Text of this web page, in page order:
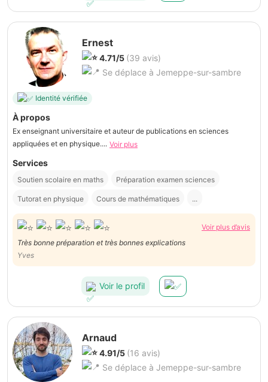
Ernest
4.71/5 (39 avis)
Se déplace à Jemeppe-sur-sambre
Identité vérifiée
À propos
Ex enseignant universitaire et auteur de publications en sciences
appliquées et en physique.... Voir plus
Services
Soutien scolaire en maths Préparation examen sciences
Tutorat en physique Cours de mathématiques ...
Voir plus d’avis
Très bonne préparation et très bonnes explications
Yves
Voir le profil
Arnaud
4.91/5 (16 avis)
Se déplace à Jemeppe-sur-sambre